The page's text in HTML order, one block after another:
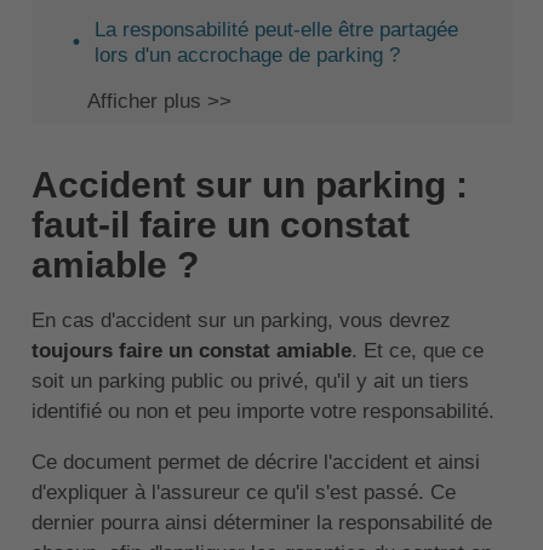
La responsabilité peut-elle être partagée
lors d'un accrochage de parking ?
Afficher plus >>
Accident sur un parking :
faut-il faire un constat
amiable ?
En cas d'accident sur un parking, vous devrez
toujours faire un constat amiable. Et ce, que ce
soit un parking public ou privé, qu'il y ait un tiers
identifié ou non et peu importe votre responsabilité.
Ce document permet de décrire l'accident et ainsi
d'expliquer à l'assureur ce qu'il s'est passé. Ce
dernier pourra ainsi déterminer la responsabilité de